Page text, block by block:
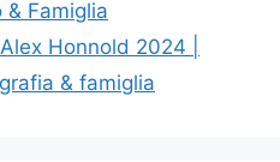
& Famiglia
Honnold 2024 |
& famiglia